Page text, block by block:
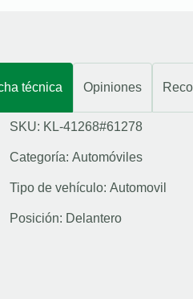
técnica Opiniones
SKU: KL-41268#61278
Categoría: Automóviles
Tipo de vehículo: Automovil
Posición: Delantero